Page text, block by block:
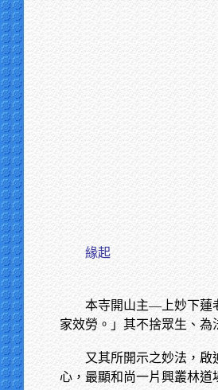
緣起
本寺開山主—上妙下蓮
家效勞。」其不捨眾生、為
又其所開示之妙法，
心，最顯和尚一片興叢林道